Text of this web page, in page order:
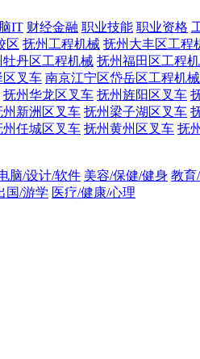
IT 财经金融 职业技能 职业资格
区 抚州工程机械 抚州大丰区工程
牡丹区工程机械 抚州福田区工程
区叉车 南京江宁区岱岳区工程机械
抚州华龙区叉车 抚州旌阳区叉车
州新洲区叉车 抚州梁子湖区叉车
州任城区叉车 抚州黄州区叉车 抚
脑/设计/软件 美容/保健/健身 教育
国/游学 医疗/健康/心理